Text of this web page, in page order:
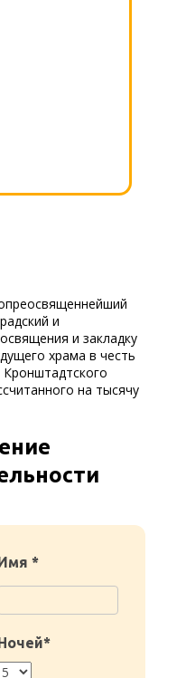
и
и закладку
храма в честь
на тысячу
*